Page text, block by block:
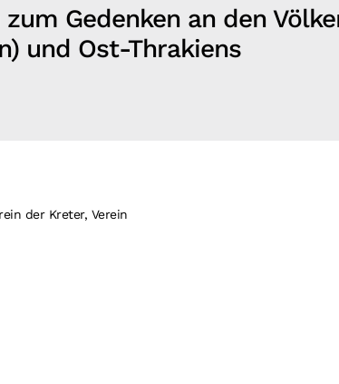
Gedenken an den
und Ost-Thrakiens
der Kreter, Verein